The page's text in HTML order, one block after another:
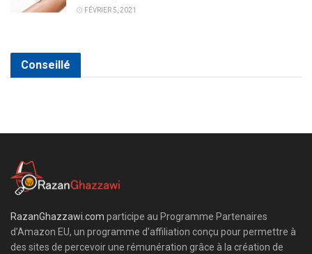
FÉVRIER 5, 2021
Conseillé
RazanGhazzawi.com participe au Programme Partenaires
d’Amazon EU, un programme d’affiliation conçu pour permettre à
des sites de percevoir une rémunération grâce à la création de